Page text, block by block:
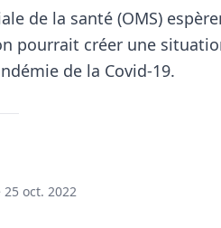
de la santé (OMS)
pourrait créer une
de la Covid-19.
25 oct. 2022